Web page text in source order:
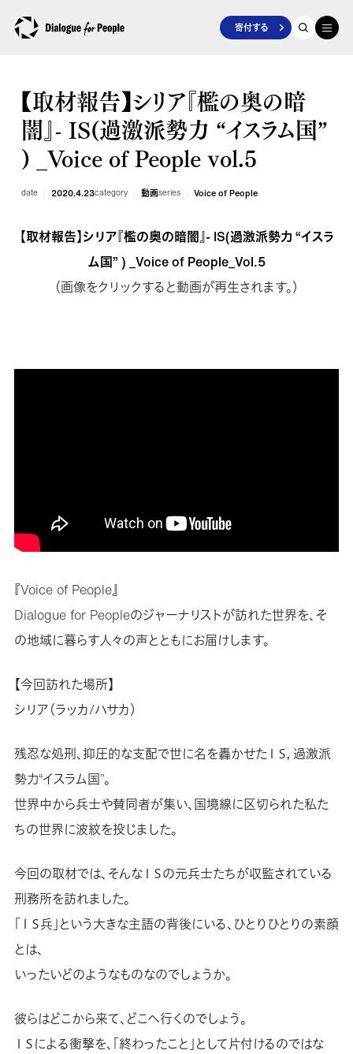
寄付する
【取材報告】シリア『檻の奥の暗
闇』- IS(過激派勢力 “イスラム国”
) _Voice of People vol.5
date 2020.4.23category 動画series Voice of People
【取材報告】シリア『檻の奥の暗闇』- IS(過激派勢力 “イスラ
ム国” ) _Voice of People_Vol.5
（画像をクリックすると動画が再生されます。）
『Voice of People』
Dialogue for Peopleのジャーナリストが訪れた世界を、そ
の地域に暮らす人々の声とともにお届けします。
【今回訪れた場所】
シリア（ラッカ/ハサカ）
残忍な処刑、抑圧的な支配で世に名を轟かせたＩＳ，過激派
勢力“イスラム国”。
世界中から兵士や賛同者が集い、国境線に区切られた私た
ちの世界に波紋を投じました。
今回の取材では、そんなＩＳの元兵士たちが収監されている
刑務所を訪れました。
「ＩＳ兵」という大きな主語の背後にいる、ひとりひとりの素顔
とは、
いったいどのようなものなのでしょうか。
彼らはどこから来て、どこへ行くのでしょう。
ＩＳによる衝撃を、「終わったこと」として片付けるのではな